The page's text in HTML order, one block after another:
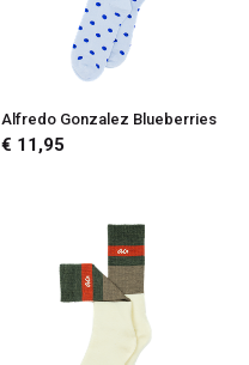
Alfredo Gonzalez Blueberries
€ 11,95